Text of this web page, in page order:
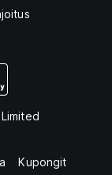
Kupongit